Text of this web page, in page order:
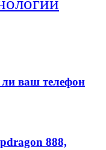
ваш телефон
888,